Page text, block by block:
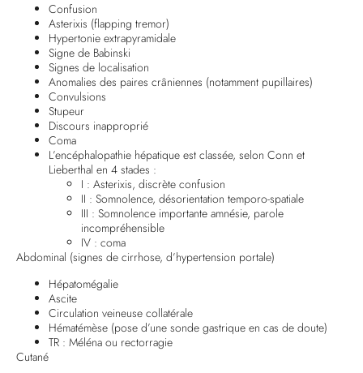
Confusion
Asterixis (flapping tremor)
Hypertonie extrapyramidale
Signe de Babinski
Signes de localisation
Anomalies des paires crâniennes (notamment pupillaires)
Convulsions
Stupeur
Discours inapproprié
Coma
L’encéphalopathie hépatique est classée, selon Conn et
Lieberthal en 4 stades :
I : Asterixis, discrète confusion
II : Somnolence, désorientation temporo-spatiale
III : Somnolence importante amnésie, parole
incompréhensible
IV : coma
Abdominal (signes de cirrhose, d’hypertension portale)
Hépatomégalie
Ascite
Circulation veineuse collatérale
Hématémèse (pose d’une sonde gastrique en cas de doute)
TR : Méléna ou rectorragie
Cutané